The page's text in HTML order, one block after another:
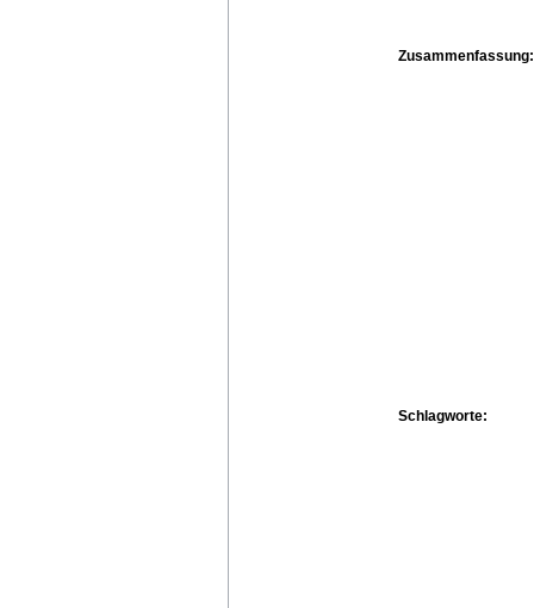
Zusammenfassung:
Schlagworte: